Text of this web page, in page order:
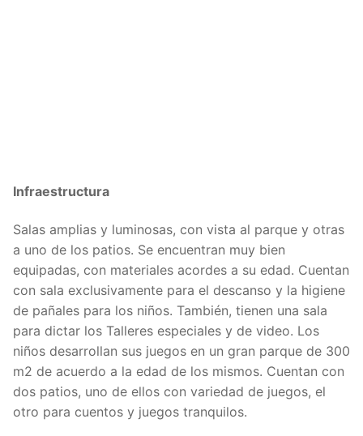
Infraestructura
Salas amplias y luminosas, con vista al parque y otras
a uno de los patios. Se encuentran muy bien
equipadas, con materiales acordes a su edad. Cuentan
con sala exclusivamente para el descanso y la higiene
de pañales para los niños. También, tienen una sala
para dictar los Talleres especiales y de video. Los
niños desarrollan sus juegos en un gran parque de 300
m2 de acuerdo a la edad de los mismos. Cuentan con
dos patios, uno de ellos con variedad de juegos, el
otro para cuentos y juegos tranquilos.